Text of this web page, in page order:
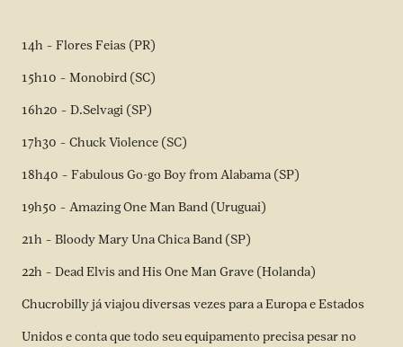
14h – Flores Feias (PR)
15h10 – Monobird (SC)
16h20 – D.Selvagi (SP)
17h30 – Chuck Violence (SC)
18h40 – Fabulous Go-go Boy from Alabama (SP)
19h50 – Amazing One Man Band (Uruguai)
21h – Bloody Mary Una Chica Band (SP)
22h – Dead Elvis and His One Man Grave (Holanda)
Chucrobilly já viajou diversas vezes para a Europa e Estados
Unidos e conta que todo seu equipamento precisa pesar no